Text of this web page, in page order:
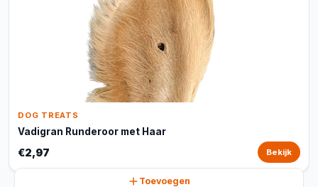
DOG TREATS
Vadigran Runderoor met Haar
€2,97 Bekijk
Toevoegen